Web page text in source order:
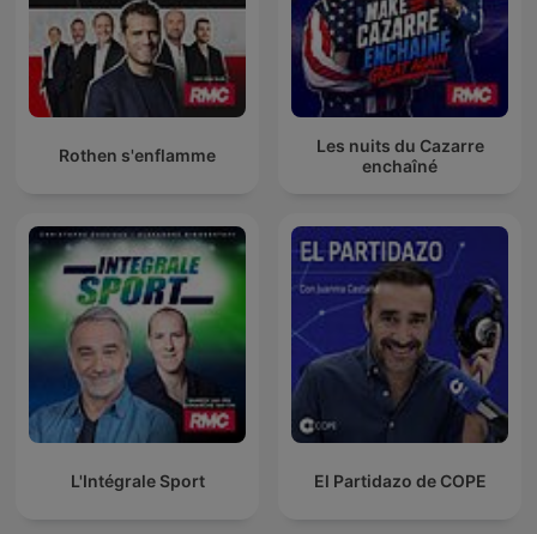
Rothen s'enflamme
Les nuits du Cazarre
enchaîné
L'Intégrale Sport El Partidazo de COPE